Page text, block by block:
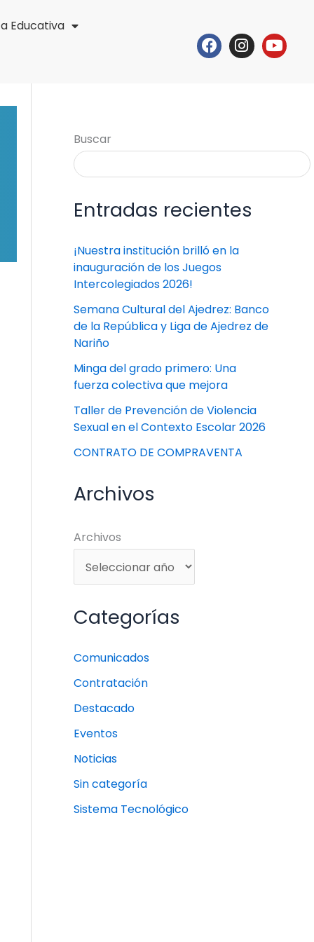
Educativa
Facebook
Buscar
Entradas recientes
¡Nuestra institución brilló en la
inauguración de los Juegos
Intercolegiados 2026!
Semana Cultural del Ajedrez: Banco
de la República y Liga de Ajedrez de
Nariño
Minga del grado primero: Una
fuerza colectiva que mejora
Taller de Prevención de Violencia
Sexual en el Contexto Escolar 2026
CONTRATO DE COMPRAVENTA
Archivos
Archivos
Categorías
Comunicados
Contratación
Destacado
Eventos
Noticias
Sin categoría
Sistema Tecnológico